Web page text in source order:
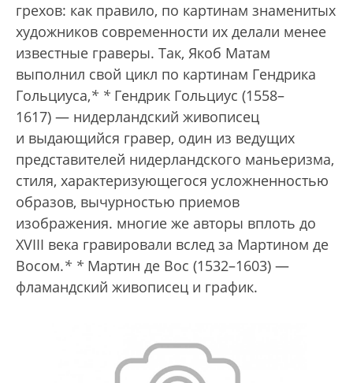
грехов: как правило, по картинам знаменитых
художников современности их делали менее
известные граверы. Так, Якоб Матам
выполнил свой цикл по картинам Гендрика
Гольциуса,* * Гендрик Гольциус (1558–
1617) — нидерландский живописец
и выдающийся гравер, один из ведущих
представителей нидерландского маньеризма,
стиля, характеризующегося усложненностью
образов, вычурностью приемов
изображения. многие же авторы вплоть до
XVIII века гравировали вслед за Мартином де
Восом.* * Мартин де Вос (1532–1603) —
фламандский живописец и график.